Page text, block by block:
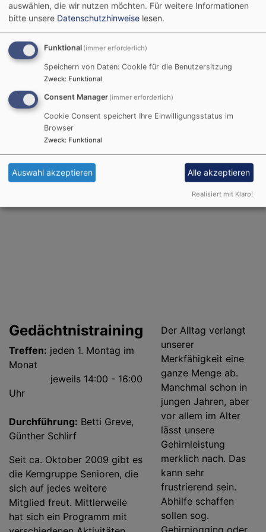
Pfarramt Bescheid, wenn Sie kommen können. Wir
freuen uns!
Nächste Termine
Mi, 9.9. 9:30-11:30 Uhr
Geburtstagsfrühstück in St.
Mi, 2.12. 9:30-11:30 Uhr
Geburtstagsfrühstück in St.
Gedächtnistraining
Treffen: jeden 1. Montag im
Monat
jeweils 14:00 - 16:00
Uhr
Durchführung: Betti Greve,
Günther Schlirf
Seit ca. Oktober 2009 gibt es
die Kerngruppe Senioren, die
sich auf jedes weitere
Mitglied freut. Mittlerweile
hat sich ein Programm mit
Der Alltag verlangt
unserer
Merkfähigkeit eine
ganze Menge ab.
Manchmal schon in
jungen Jahren, aber
vor allem im Alter
lässt unsere
Gehirnleistung
merklich nach. Das
kann sehr
frustrierend sein.
Abhilfe schaffen
sollen sog.
Gehirnjogging oder
auswählen, die wir nutzen möchten. Für weitere Informationen
bitte unsere Datenschutzhinweise lesen.
Funktional (immer erforderlich)
Speichern von Daten: Cookie für die Benutzersitzung
Zweck: Funktional
Consent Manager (immer erforderlich)
Cookie Consent speichert Ihre Einwilligungsstatus im
Browser
Zweck: Funktional
Auswahl akzeptieren Alle akzeptieren
Realisiert mit Klaro!